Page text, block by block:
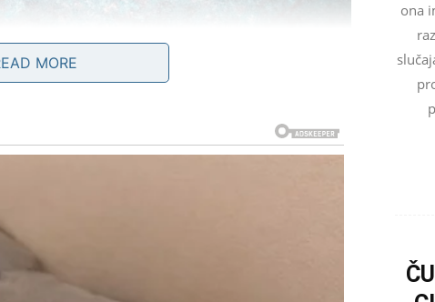
su finansije u pitanju. Posao koji je dugo bio u
MORE
ona